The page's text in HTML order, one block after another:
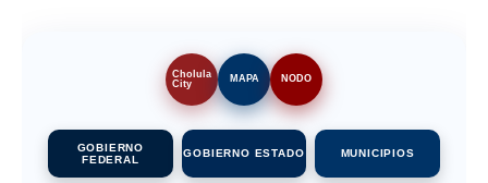
Cholula
City
MAPA NODO
GOBIERNO
FEDERAL
GOBIERNO ESTADO MUNICIPIOS